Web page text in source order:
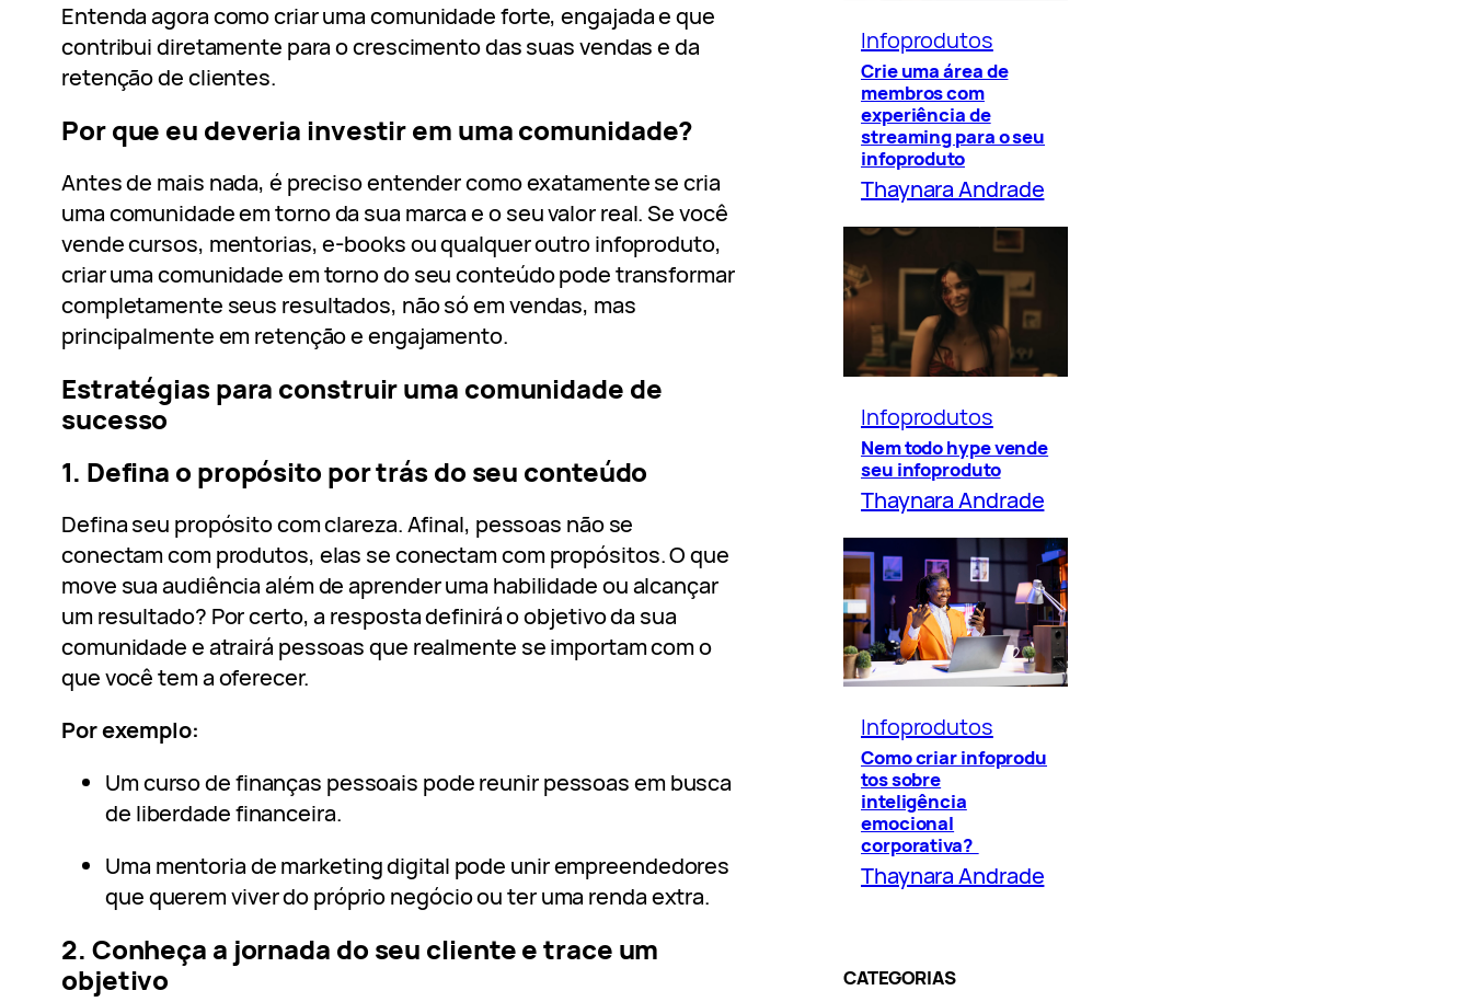
Entenda agora como criar uma comunidade forte, engajada e que
contribui diretamente para o crescimento das suas vendas e da
retenção de clientes.
Por que eu deveria investir em uma comunidade?
Antes de mais nada, é preciso entender como exatamente se cria
uma comunidade em torno da sua marca e o seu valor real. Se você
vende cursos, mentorias, e-books ou qualquer outro infoproduto,
criar uma comunidade em torno do seu conteúdo pode transformar
completamente seus resultados, não só em vendas, mas
principalmente em retenção e engajamento.
Estratégias para construir uma comunidade de
sucesso
1. Defina o propósito por trás do seu conteúdo
Defina seu propósito com clareza. Afinal, pessoas não se
conectam com produtos, elas se conectam com propósitos. O que
move sua audiência além de aprender uma habilidade ou alcançar
um resultado? Por certo, a resposta definirá o objetivo da sua
comunidade e atrairá pessoas que realmente se importam com o
que você tem a oferecer.
Por exemplo:
Um curso de finanças pessoais pode reunir pessoas em busca
de liberdade financeira.
Uma mentoria de marketing digital pode unir empreendedores
que querem viver do próprio negócio ou ter uma renda extra.
2. Conheça a jornada do seu cliente e trace um
objetivo
Infoprodutos
Crie uma área de
membros com
experiência de
streaming para o seu
infoproduto
Thaynara Andrade
Infoprodutos
Nem todo hype vende
seu infoproduto
Thaynara Andrade
Infoprodutos
Como criar infoprodu
tos sobre
inteligência
emocional
corporativa?
Thaynara Andrade
CATEGORIAS